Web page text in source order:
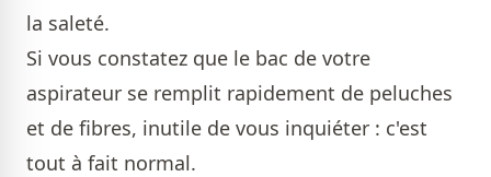
la saleté.
Si vous constatez que le bac de votre
aspirateur se remplit rapidement de peluches
et de fibres, inutile de vous inquiéter : c'est
tout à fait normal.